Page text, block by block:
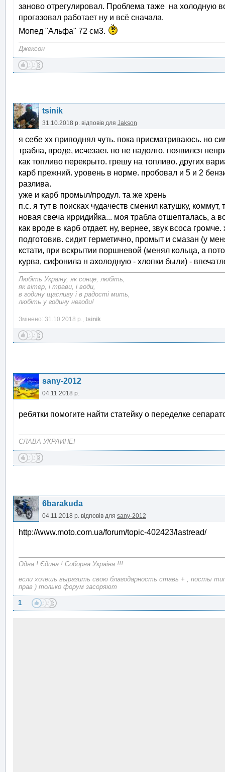
заново отрегулировал. Проблема таже на холодную
прогазовал работает ну и всё сначала.
Мопед "Альфа" 72 см3.
Джексон
tsinik
31.10.2018 р. відповів для Jakson
я себе хх приподнял чуть. пока присматриваюсь. но
трабла, вроде, исчезает. но не надолго. появился
как топливо перекрыто. грешу на топливо. других
карб прежний. уровень в норме. пробовал и 5 и 2
разлива.
уже и карб промыл/продул. та же хрень
п.с. я тут в поисках чудачеств сменил катушку,
новая свеча ирридийка... моя трабла отшепталась, а
как вроде в карб отдает. ну, вернее, звук всоса
подготовив. сидит герметично, промыт и смазан (у
кстати, при вскрытии поршневой (менял кольца, а
курва, сифонила н ахолодную - хлопки были) -
Любіть Україну, як сонце, любіть,
як вітер, і трави, і води,
в годину щасливу і в радості мить,
любіть у годину негоди!
Змінено: 31.10.2018 р., tsinik
sany-2012
04.11.2018 р.
ребятки помогите найти статейку о переделке
СЛАВА УКРАИНЕ!
6barakuda
04.11.2018 р. відповів для sany-2012
http://www.moto.com.ua/forum/topic-402423/lastread/
Одна ! Єдина ! Соборна Украіна !!!
если хочешь выразить свою благодарность ставь + , посты
прав ) только форум засоряют
1